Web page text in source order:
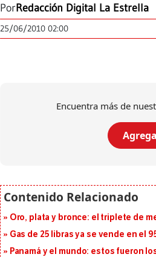
PorRedacción Digital La Estrella
25/06/2010 02:00
Encuentra más de
Oro, plata y bronce: el triplete de
Gas de 25 libras ya se vende en el
Panamá y el mundo: estos fueron